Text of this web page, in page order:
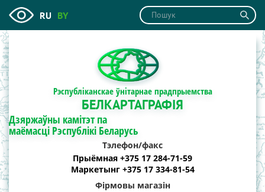
RU BY
Рэспубліканскае ўнітарнае прадпрыемства
БЕЛКАРТАГРАФІЯ
Дзяржаўны камітэт па
маёмасці Рэспублікі Беларусь
Тэлефон/факс
Прыёмная +375 17 284-71-59
Маркетынг +375 17 334-81-54
Фірмовы магазін